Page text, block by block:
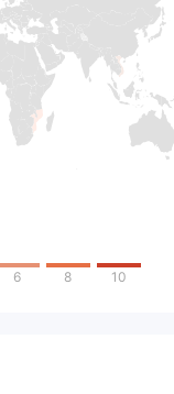
6 8 10